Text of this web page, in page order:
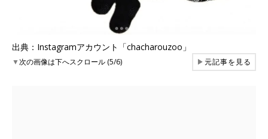
出典：Instagramアカウント「chacharouzoo」
▼次の画像は下へスクロール (5/6) ▶元記事を見る